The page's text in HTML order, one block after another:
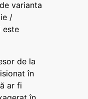
varianta
/
este
de la
în
ar fi